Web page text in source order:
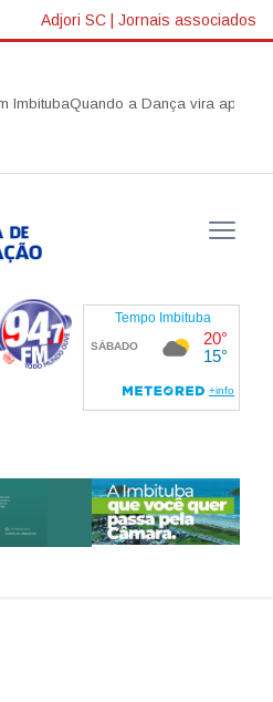
Adjori SC | Jornais associados
Quando a Dança vira apelo por